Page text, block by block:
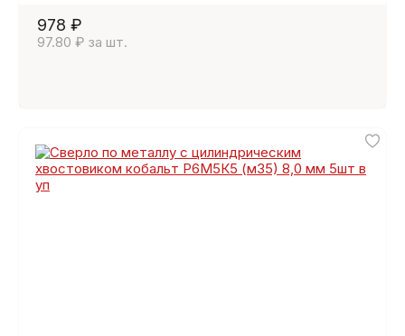
978 ₽
97.80 ₽ за шт.